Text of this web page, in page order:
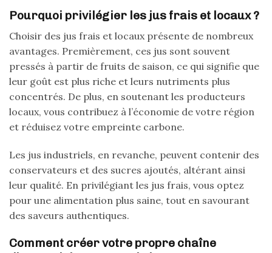
Pourquoi privilégier les jus frais et locaux ?
Choisir des jus frais et locaux présente de nombreux
avantages. Premièrement, ces jus sont souvent
pressés à partir de fruits de saison, ce qui signifie que
leur goût est plus riche et leurs nutriments plus
concentrés. De plus, en soutenant les producteurs
locaux, vous contribuez à l’économie de votre région
et réduisez votre empreinte carbone.
Les jus industriels, en revanche, peuvent contenir des
conservateurs et des sucres ajoutés, altérant ainsi
leur qualité. En privilégiant les jus frais, vous optez
pour une alimentation plus saine, tout en savourant
des saveurs authentiques.
Comment créer votre propre chaîne